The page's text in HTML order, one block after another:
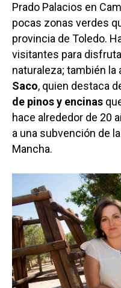
Prado Palacios en
pocas zonas verdes
provincia de Toledo.
visitantes para
naturaleza; también la
Saco, quien destaca
de pinos y encinas
hace alrededor de 20
a una subvención de
Mancha.